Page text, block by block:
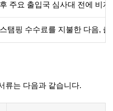
주요 출입국 심사대 전에 비
탬핑 수수료를 지불한 다음,
류는 다음과 같습니다.